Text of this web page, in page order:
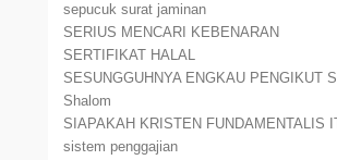
sepucuk surat jaminan
SERIUS MENCARI KEBENARAN
SERTIFIKAT HALAL
SESUNGGUHNYA ENGKAU PENGIKUT
Shalom
SIAPAKAH KRISTEN FUNDAMENTALIS
sistem penggajian